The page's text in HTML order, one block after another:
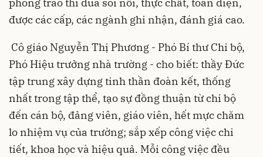
phong trào thi đua sôi nổi, thực chất, toàn diện,
được các cấp, các ngành ghi nhận, đánh giá cao.
Cô giáo Nguyễn Thị Phương - Phó Bí thư Chi bộ,
Phó Hiệu trưởng nhà trường - cho biết: thầy Đức
tập trung xây dựng tinh thần đoàn kết, thống
nhất trong tập thể, tạo sự đồng thuận từ chi bộ
đến cán bộ, đảng viên, giáo viên, hết mực chăm
lo nhiệm vụ của trường; sắp xếp công việc chi
tiết, khoa học và hiệu quả. Mỗi công việc đều